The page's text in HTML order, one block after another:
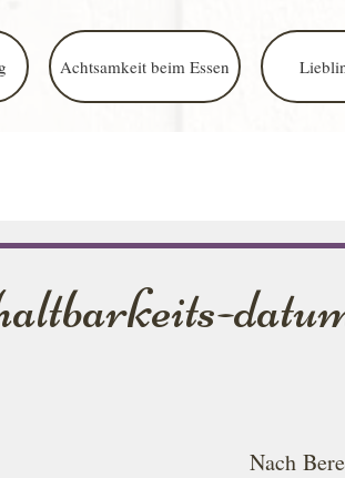
Achtsamkeit beim Essen
Nach